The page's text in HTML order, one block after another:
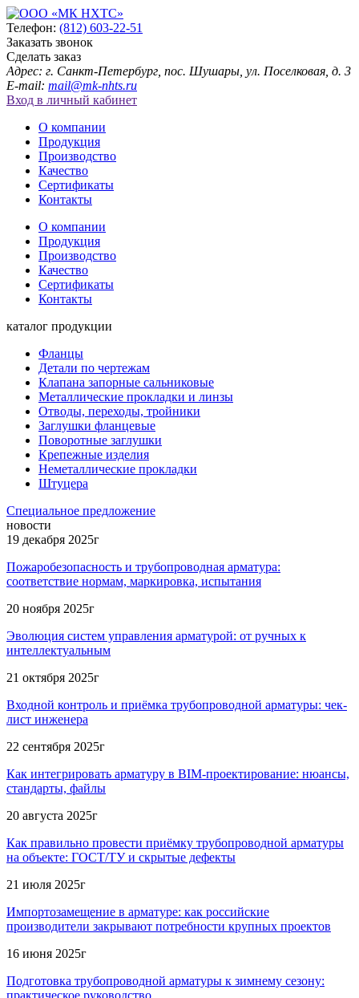
Телефон: (812) 603-22-51
Заказать звонок
Сделать заказ
Адрес: г. Санкт-Петербург, пос. Шушары, ул. Поселковая, д. 3
E-mail: mail@mk-nhts.ru
Вход в личный кабинет
О компании
Продукция
Производство
Качество
Сертификаты
Контакты
О компании
Продукция
Производство
Качество
Сертификаты
Контакты
каталог продукции
Фланцы
Детали по чертежам
Клапана запорные сальниковые
Металлические прокладки и линзы
Отводы, переходы, тройники
Заглушки фланцевые
Поворотные заглушки
Крепежные изделия
Неметаллические прокладки
Штуцера
Специальное предложение
новости
19 декабря 2025г
Пожаробезопасность и трубопроводная арматура:
соответствие нормам, маркировка, испытания
20 ноября 2025г
Эволюция систем управления арматурой: от ручных к
интеллектуальным
21 октября 2025г
Входной контроль и приёмка трубопроводной арматуры: чек-
лист инженера
22 сентября 2025г
Как интегрировать арматуру в BIM-проектирование: нюансы,
стандарты, файлы
20 августа 2025г
Как правильно провести приёмку трубопроводной арматуры
на объекте: ГОСТ/ТУ и скрытые дефекты
21 июля 2025г
Импортозамещение в арматуре: как российские
производители закрывают потребности крупных проектов
16 июня 2025г
Подготовка трубопроводной арматуры к зимнему сезону:
практическое руководство